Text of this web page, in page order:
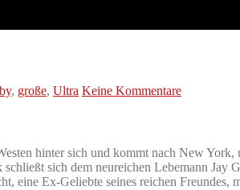
, große, Ultra Keine Kommentare
hinter sich und kommt nach New
sich dem neureichen Lebemann Jay
eine Ex-Geliebte seines reichen